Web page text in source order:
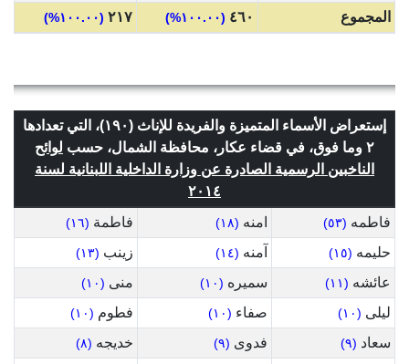
المجموع ٤٦٠ (١٠٠.٠٠%) ٢١٧ (١٠٠.٠٠%)
إستعراض الأسماء المتميزة والفريدة للإناث (١٩٠)، التي تعدادها
٢ وما فوق، في قضاء عكار، محافظة الشمال، حسب
لوائح
الناخبين الرسمية الصادرة عن وزارة الداخلية اللبنانية لسنة
٢٠١٤
فاطمه (٥٣) امنه (١٨) فاطمة (١٦)
حليمه (١٥) آمنه (١٤) زينب (١٣)
عائشه (١١) سميره (١٠) منى (١٠)
ليلى (١٠) صفاء (١٠) فطوم (١٠)
سعاد (٩) فدوى (٩) خديجه (٨)